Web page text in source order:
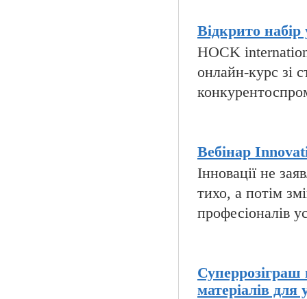
Відкрито
HOCK
онлайн-курс зі
Вебінар
Інновації не
тихо, а потім
професіоналів
Суперрозіграш
матеріалів для